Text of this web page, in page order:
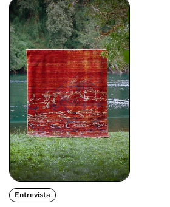
Entrevista